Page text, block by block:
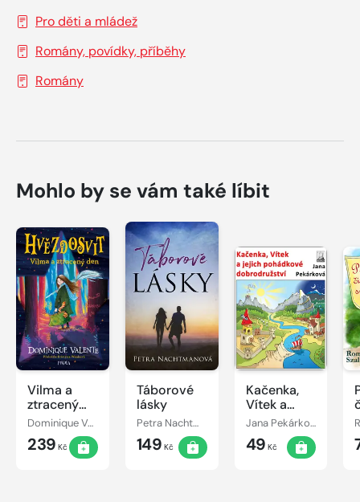
Pro děti a mládež
Romány, povídky, příběhy
Romány
Mohlo by se vám také líbit
Vilma a
ztracený
den
Dominique Valente
239 Kč
Táborové
lásky
Petra Nachtmanová
149 Kč
Kačenka,
Vítek a
jejich
pohádkové
dobrodružství
Jana Pekárková
49 Kč